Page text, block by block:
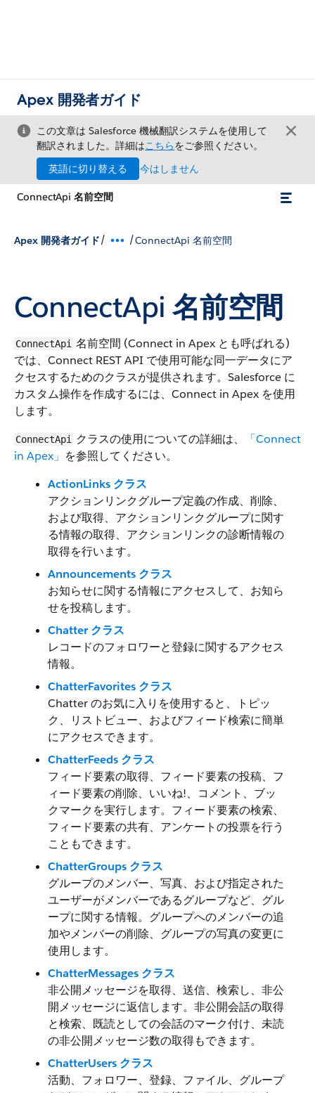
Apex 開発者ガイド
この文章は Salesforce 機械翻訳システムを使用して
翻訳されました。詳細はこちらをご参照ください。
英語に切り替える
今はしません
ConnectApi 名前空間
Apex 開発者ガイド/ /ConnectApi 名前空間
ConnectApi 名前空間
ConnectApi 名前空間 (Connect in Apex とも呼ばれる)
では、Connect REST API で使用可能な同一データにア
クセスするためのクラスが提供されます。Salesforce に
カスタム操作を作成するには、Connect in Apex を使用
します。
ConnectApi クラスの使用についての詳細は、
「Connect
in Apex」 を参照してください。
ActionLinks クラス
アクションリンクグループ定義の作成、削除、
および取得、アクションリンクグループに関す
る情報の取得、アクションリンクの診断情報の
取得を行います。
Announcements クラス
お知らせに関する情報にアクセスして、お知ら
せを投稿します。
Chatter クラス
レコードのフォロワーと登録に関するアクセス
情報。
ChatterFavorites クラス
Chatter のお気に入りを使用すると、トピッ
ク、リストビュー、およびフィード検索に簡単
にアクセスできます。
ChatterFeeds クラス
フィード要素の取得、フィード要素の投稿、フ
ィード要素の削除、いいね!、コメント、ブッ
クマークを実行します。フィード要素の検索、
フィード要素の共有、アンケートの投票を行う
こともできます。
ChatterGroups クラス
グループのメンバー、写真、および指定された
ユーザーがメンバーであるグループなど、グル
ープに関する情報。グループへのメンバーの追
加やメンバーの削除、グループの写真の変更に
使用します。
ChatterMessages クラス
非公開メッセージを取得、送信、検索し、非公
開メッセージに返信します。非公開会話の取得
と検索、既読としての会話のマーク付け、未読
の非公開メッセージ数の取得もできます。
ChatterUsers クラス
活動、フォロワー、登録、ファイル、グループ